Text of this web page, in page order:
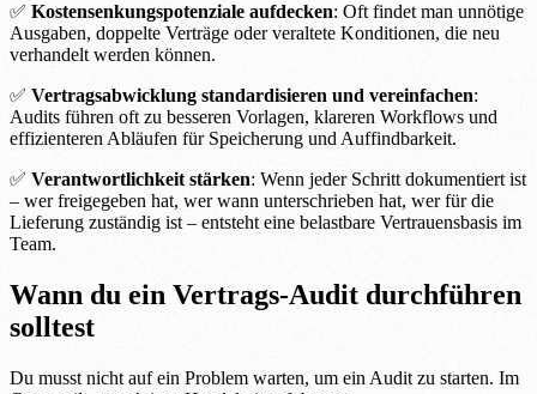
✅ Kostensenkungspotenziale aufdecken: Oft findet man unnötige
Ausgaben, doppelte Verträge oder veraltete Konditionen, die neu
verhandelt werden können.
✅ Vertragsabwicklung standardisieren und vereinfachen:
Audits führen oft zu besseren Vorlagen, klareren Workflows und
effizienteren Abläufen für Speicherung und Auffindbarkeit.
✅ Verantwortlichkeit stärken: Wenn jeder Schritt dokumentiert ist
– wer freigegeben hat, wer wann unterschrieben hat, wer für die
Lieferung zuständig ist – entsteht eine belastbare Vertrauensbasis im
Team.
Wann du ein Vertrags-Audit durchführen
solltest
Du musst nicht auf ein Problem warten, um ein Audit zu starten. Im